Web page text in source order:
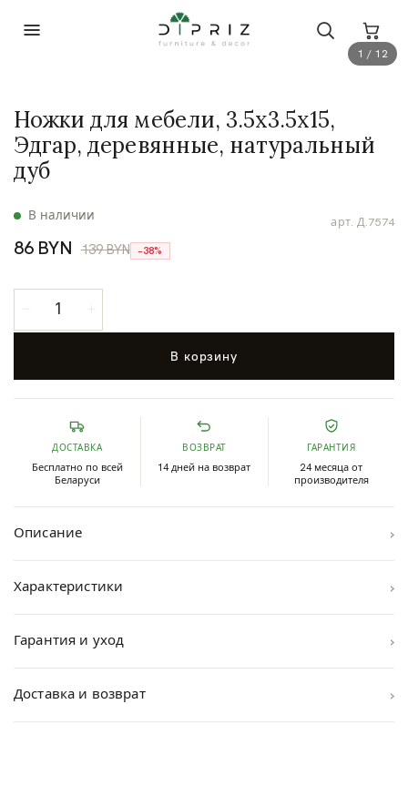
1 / 12
арт. Д.7574
В наличии
Ножки для мебели, 3.5х3.5х15,
Эдгар, деревянные, натуральный
дуб
86 BYN 139 BYN −38%
В корзину
ДОСТАВКА
Бесплатно по всей
Беларуси
ВОЗВРАТ
14 дней на возврат
ГАРАНТИЯ
24 месяца от
производителя
Описание ›
Характеристики ›
Гарантия и уход ›
Доставка и возврат ›